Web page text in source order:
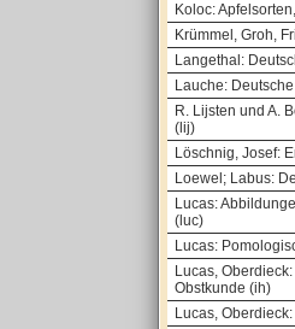
Koloc:
Krümmel, Groh,
Langethal:
Lauche:
R. Lijsten und A.
(lij)
Löschnig, Josef:
Loewel; Labus:
Lucas:
(luc)
Lucas:
Lucas,
Obstkunde (ih)
Lucas,